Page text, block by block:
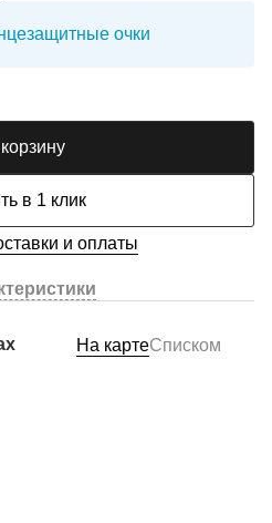
очки
в 1 клик
и оплаты
На картеСписком